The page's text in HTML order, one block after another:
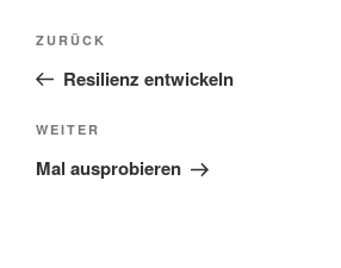
Beitragsnavigation
Vorheriger
Beitrag
ZURÜCK
Resilienz entwickeln
Nächster
Beitrag
WEITER
Mal ausprobieren